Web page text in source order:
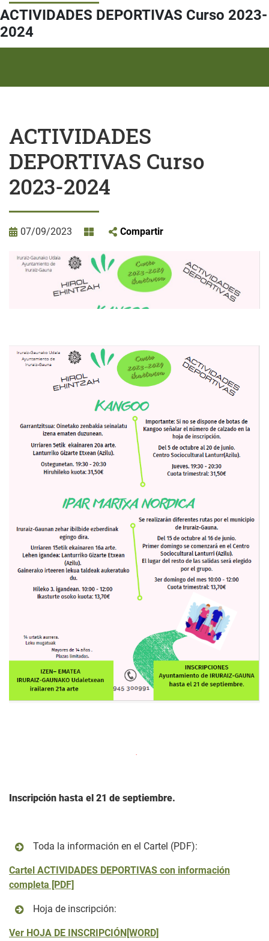
ACTIVIDADES DEPORTIVAS Curso 2023-
2024
ACTIVIDADES
DEPORTIVAS Curso
2023-2024
07/09/2023 Compartir
Inscripción hasta el 21 de septiembre.
Toda la información en el Cartel (PDF):
Cartel ACTIVIDADES DEPORTIVAS con información
completa [PDF]
Hoja de inscripción:
Ver HOJA DE INSCRIPCIÓN[WORD]